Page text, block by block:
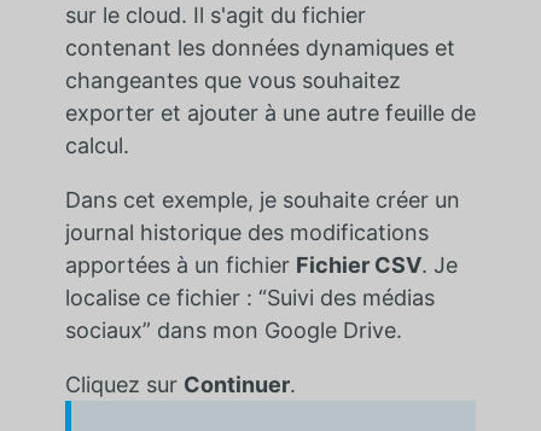
sur le cloud. Il s'agit du fichier
contenant les données dynamiques et
changeantes que vous souhaitez
exporter et ajouter à une autre feuille de
calcul.
Dans cet exemple, je souhaite créer un
journal historique des modifications
apportées à un fichier Fichier CSV. Je
localise ce fichier : “Suivi des médias
sociaux” dans mon Google Drive.
Cliquez sur Continuer.